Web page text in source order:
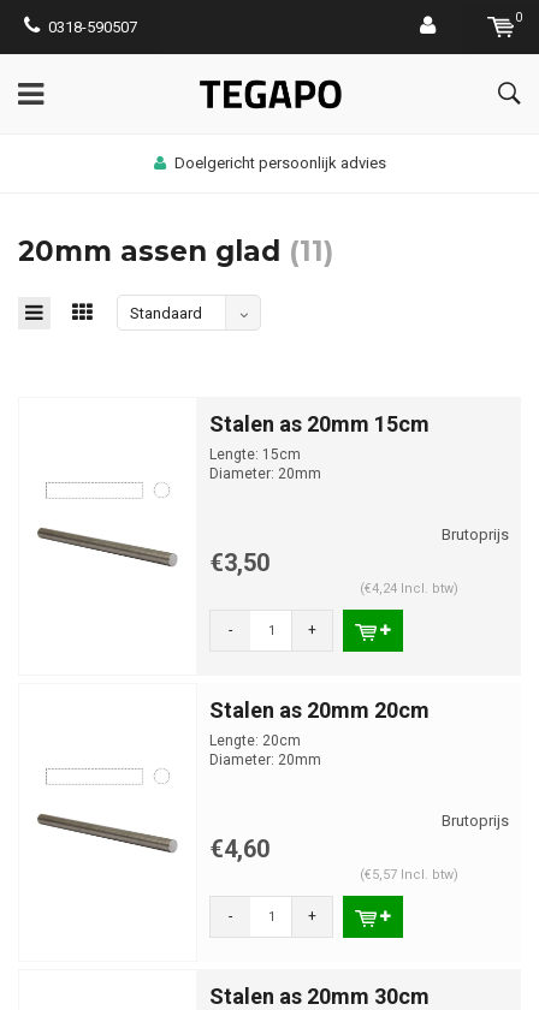
0318-590507
0
Doelgericht persoonlijk advies
20mm assen glad (11)
Standaard
Stalen as 20mm 15cm
Lengte: 15cm
Diameter: 20mm
€3,50
(€4,24 Incl. btw)
- +
Stalen as 20mm 20cm
Lengte: 20cm
Diameter: 20mm
€4,60
(€5,57 Incl. btw)
- +
Stalen as 20mm 30cm